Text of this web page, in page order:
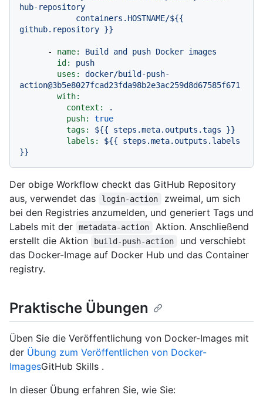
hub-repository
- name: Build and push Docker images
id:
push
uses:
docker/build-push-
action@3b5e8027fcad23fda98b2e3ac259d8d67585f671
with:
context:
.
push:
true
tags:
${{ steps.meta.outputs.tags
}}
labels:
${{
steps.meta.outputs.labels
}}
Der obige Workflow checkt das GitHub Repository
aus, verwendet das
login-action
zweimal, um sich
bei den Registries anzumelden, und generiert Tags und
Labels mit der
metadata-action
Aktion. Anschließend
erstellt die Aktion
build-push-action
und verschiebt
das Docker-Image auf Docker Hub und das Container
registry.
Praktische Übungen
Üben Sie die Veröffentlichung von Docker-Images mit
der Übung zum Veröffentlichen von Docker-
ImagesGitHub Skills .
In dieser Übung erfahren Sie, wie Sie: